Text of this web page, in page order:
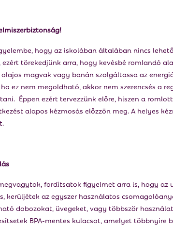
hogy az iskolában általában nincs
ezért törekedjünk arra, hogy kevésbé romlandó
olajos magvak vagy banán szolgáltassa az
ez nem megoldható, akkor nem szerencsés a
Éppen ezért tervezzünk előre, hiszen a
alapos kézmosás előzzön meg. A helyes
fordítsatok figyelmet arra is, hogy
kerüljétek az egyszer használatos
dobozokat, üvegeket, vagy többször
BPA-mentes kulacsot, amelyet